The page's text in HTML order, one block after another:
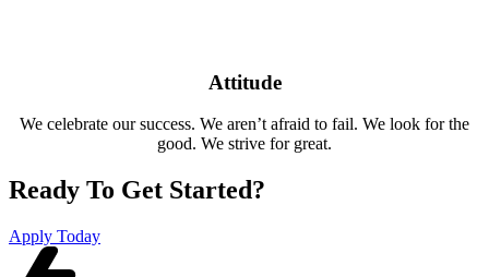
Attitude
We celebrate our success. We aren’t afraid to fail. We look for the
good. We strive for great.
Ready To Get Started?
Apply Today